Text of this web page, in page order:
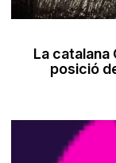
La catalana
posició